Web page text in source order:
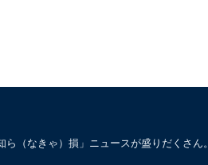
（なきゃ）損」ニュースが盛りだくさん。